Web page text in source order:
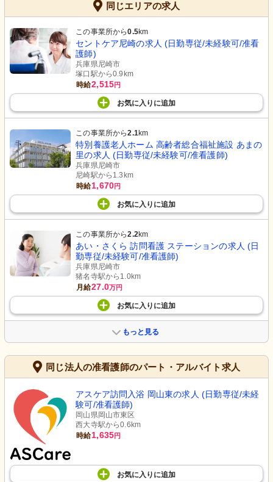
同じエリアの求人
この事業所から0.5km
セントケア尼崎の求人 (日勤専従/未経験可/准看
護師)
兵庫県尼崎市
塚口駅から0.9km
時給2,515円
お気に入り に追加
この事業所から2.1km
特別養護老人ホーム 高齢者総合福祉施設 あまの
里の求人 (日勤専従/未経験可/准看護師)
兵庫県尼崎市
尼崎駅から1.3km
時給1,670円
お気に入り に追加
この事業所から2.2km
あい・さくら 訪問看護 ステーションの求人 (日
勤専従/未経験可/准看護師)
兵庫県尼崎市
猪名寺駅から1.0km
月給27.0万円
お気に入り に追加
もっと見る
同じ法人の准看護師のパート・アルバイト求人
アスケア訪問入浴 岡山東の求人 (日勤専従/未経
験可/准看護師)
岡山県岡山市東区
西大寺駅から0.6km
時給1,635円
お気に入り に追加